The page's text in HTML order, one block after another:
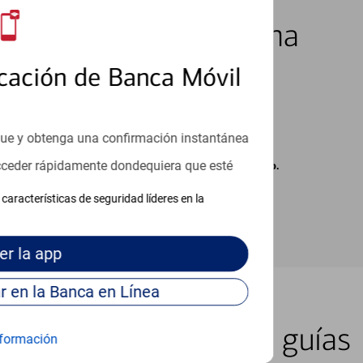
de Banca Móvil
y obtenga una confirmación instantánea
rápidamente dondequiera que esté
de seguridad líderes en la
la app
Continúe para entrar en la Banca en Línea
7 días de la semana
cargos de su proveedor por mensajes de texto.
lugar con nuestras guías